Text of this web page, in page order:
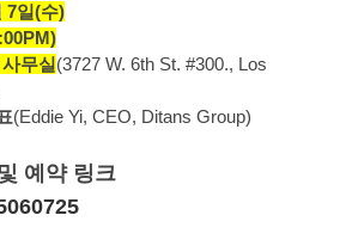
7일(수)
무실(3727 W. 6th St. #300., Los
(Eddie Yi, CEO, Ditans Group)
예약 링크